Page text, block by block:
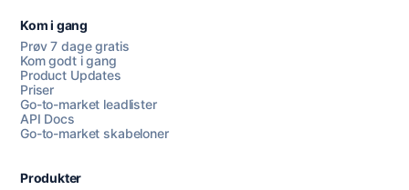
Kom i gang
Prøv 7 dage gratis
Kom godt i gang
Product Updates
Priser
Go-to-market leadlister
API Docs
Go-to-market skabeloner
Produkter